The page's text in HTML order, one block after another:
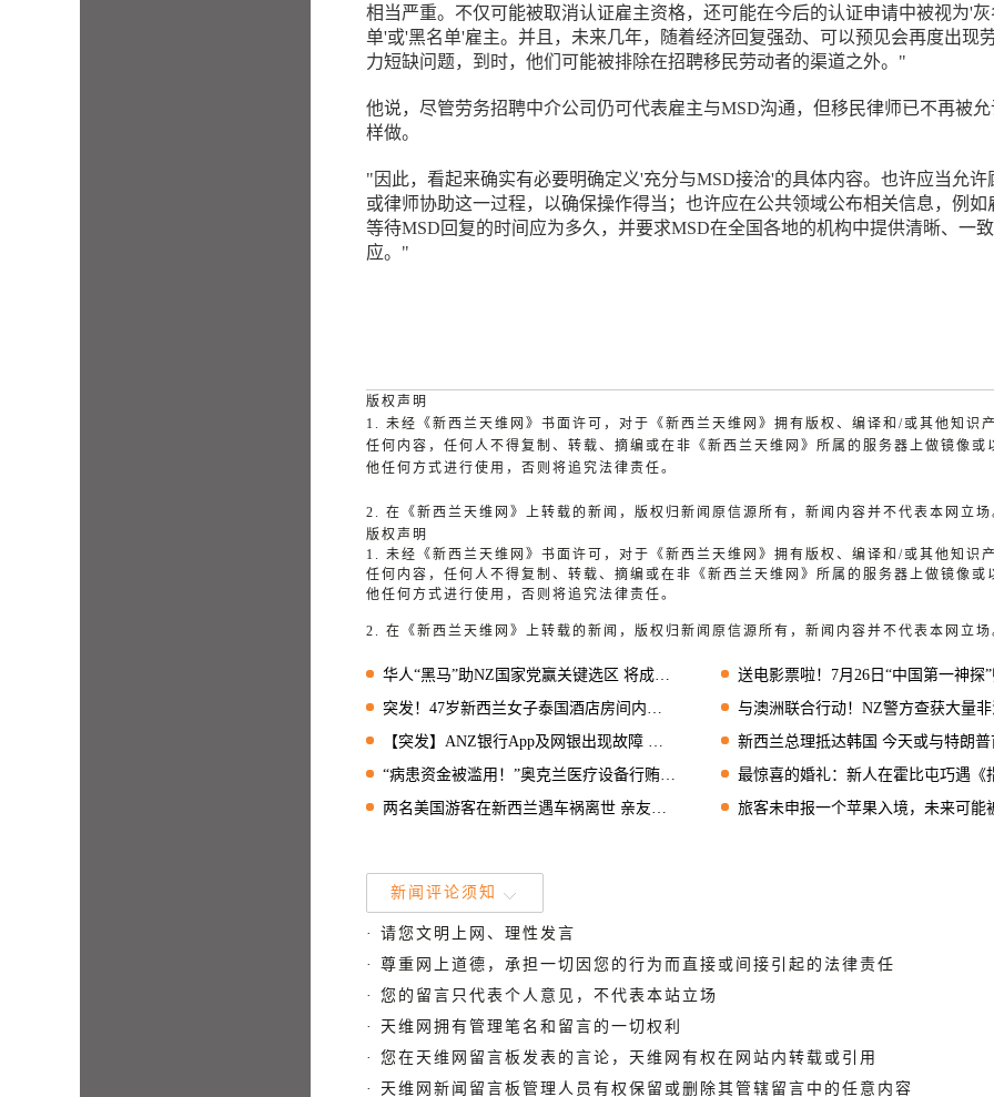
相当严重。不仅可能被取消认证雇主资格，还可能在今后的认证申请中被视为'灰
单'或'黑名单'雇主。并且，未来几年，随着经济回复强劲、可以预见会再度出现
力短缺问题，到时，他们可能被排除在招聘移民劳动者的渠道之外。"
他说，尽管劳务招聘中介公司仍可代表雇主与MSD沟通，但移民律师已不再被
样做。
"因此，看起来确实有必要明确定义'充分与MSD接洽'的具体内容。也许应当允许
或律师协助这一过程，以确保操作得当；也许应在公共领域公布相关信息，例如
等待MSD回复的时间应为多久，并要求MSD在全国各地的机构中提供清晰、一
应。"
版权声明
1. 未经《新西兰天维网》书面许可，对于《新西兰天维网》拥有版权、编译和/或其他知识
任何内容，任何人不得复制、转载、摘编或在非《新西兰天维网》所属的服务器上做镜像或
他任何方式进行使用，否则将追究法律责任。
2. 在《新西兰天维网》上转载的新闻，版权归新闻原信源所有，新闻内容并不代表本网立
版权声明
1. 未经《新西兰天维网》书面许可，对于《新西兰天维网》拥有版权、编译和/或其他知识
任何内容，任何人不得复制、转载、摘编或在非《新西兰天维网》所属的服务器上做镜像或
他任何方式进行使用，否则将追究法律责任。
2. 在《新西兰天维网》上转载的新闻，版权归新闻原信源所有，新闻内容并不代表本网立
华人“黑马”助NZ国家党赢关键选区 将成国会议员
送电影票啦！7月26日“中国第一神探”归来，超大屏幕IMAX实力诠释狄仁杰
突发！47岁新西兰女子泰国酒店房间内身亡
与澳洲联合行动！NZ警方查获大量非法枪支逮捕
【突发】ANZ银行App及网银出现故障 数千用户报告服务中断
新西兰总理抵达韩国 今天或与特朗普首次
“病患资金被滥用！”奥克兰医疗设备行贿案曝光，重大欺诈办公室揭腐败内幕！
最惊喜的婚礼：新人在霍比屯巧遇《指环王》男一
两名美国游客在新西兰遇车祸离世 亲友悼念：美丽的灵魂
旅客未申报一个苹果入境，未来可能被罚款800纽
新闻评论须知
· 请您文明上网、理性发言
· 尊重网上道德，承担一切因您的行为而直接或间接引起的法律责任
· 您的留言只代表个人意见，不代表本站立场
· 天维网拥有管理笔名和留言的一切权利
· 您在天维网留言板发表的言论，天维网有权在网站内转载或引用
· 天维网新闻留言板管理人员有权保留或删除其管辖留言中的任意内容